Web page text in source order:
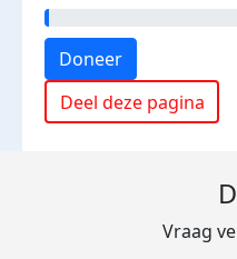
Doneer
Deel deze pagina
Vraag